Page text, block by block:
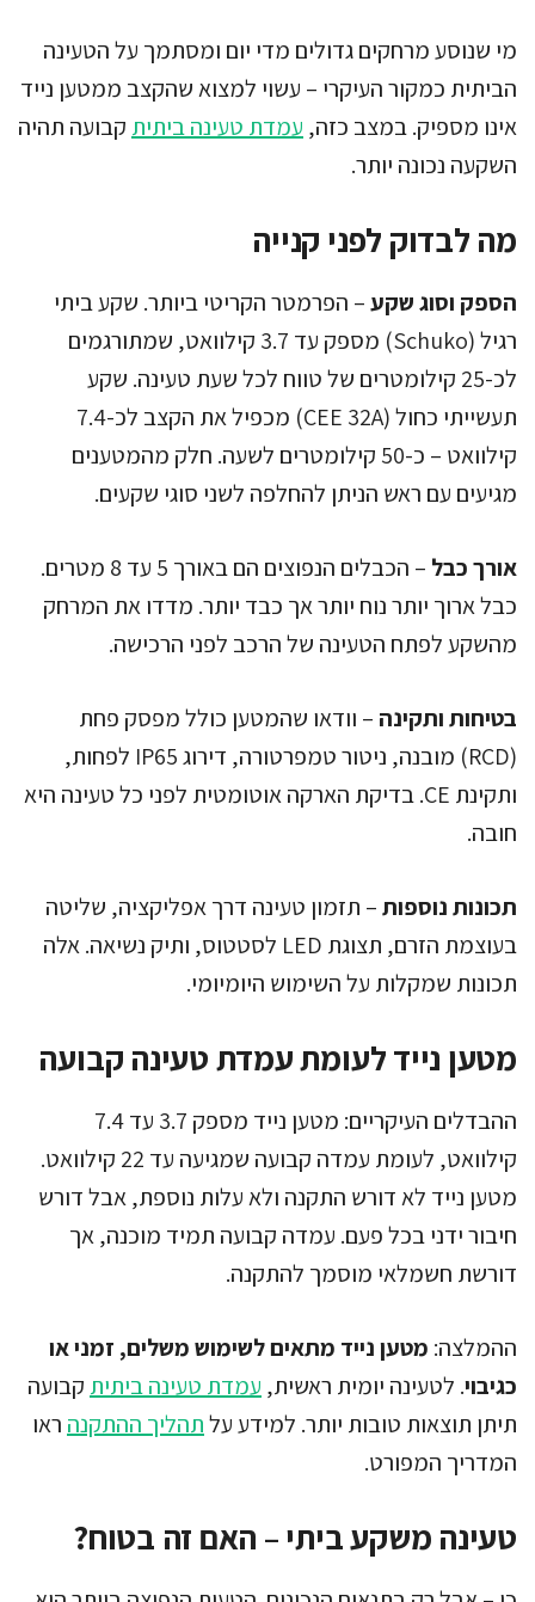
מי שנוסע מרחקים גדולים מדי יום ומסתמך על הטעינה
הביתית כמקור העיקרי – עשוי למצוא שהקצב ממטען נייד
אינו מספיק. במצב כזה, עמדת טעינה ביתית קבועה תהיה
השקעה נכונה יותר.
מה לבדוק לפני קנייה
הספק וסוג שקע– הפרמטר הקריטי ביותר. שקע ביתי
רגיל (Schuko) מספק עד 3.7 קילוואט, שמתורגמים
לכ-25 קילומטרים של טווח לכל שעת טעינה. שקע
תעשייתי כחול (CEE 32A) מכפיל את הקצב לכ-7.4
קילוואט – כ-50 קילומטרים לשעה. חלק מהמטענים
מגיעים עם ראש הניתן להחלפה לשני סוגי שקעים.
אורך כבל
– הכבלים הנפוצים הם באורך 5 עד 8 מטרים.
כבל ארוך יותר נוח יותר אך כבד יותר. מדדו את המרחק
מהשקע לפתח הטעינה של הרכב לפני הרכישה.
בטיחות ותקינה – וודאו שהמטען כולל מפסק פחת
(RCD) מובנה, ניטור טמפרטורה, דירוג IP65 לפחות,
ותקינת CE. בדיקת הארקה אוטומטית לפני כל טעינה היא
חובה.
תכונות נוספות– תזמון טעינה דרך אפליקציה, שליטה
בעוצמת הזרם, תצוגת LED לסטטוס, ותיק נשיאה. אלה
תכונות שמקלות על השימוש היומיומי.
מטען נייד לעומת עמדת טעינה קבועה
ההבדלים העיקריים: מטען נייד מספק 3.7 עד 7.4
קילוואט, לעומת עמדה קבועה שמגיעה עד 22 קילוואט.
מטען נייד לא דורש התקנה ולא עלות נוספת, אבל דורש
חיבור ידני בכל פעם. עמדה קבועה תמיד מוכנה, אך
דורשת חשמלאי מוסמך להתקנה.
ההמלצה: מטען נייד מתאים לשימוש משלים, זמני או
כגיבוי. לטעינה יומית ראשית, עמדת טעינה ביתית קבועה
תיתן תוצאות טובות יותר. למידע עלתהליך ההתקנה ראו
המדריך המפורט.
טעינה משקע ביתי – האם זה בטוח?